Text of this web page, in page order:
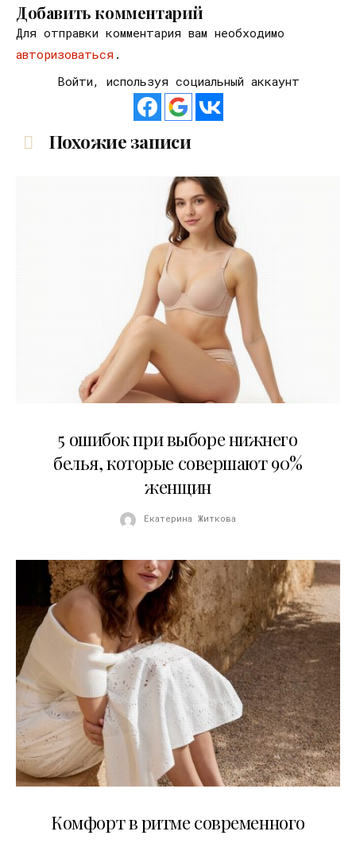
Добавить комментарий
Для отправки комментария вам необходимо
авторизоваться .
Войти, используя социальный аккаунт
Похожие записи
5 ошибок при выборе нижнего
белья, которые совершают 90%
женщин
Екатерина Житкова
Комфорт в ритме современного